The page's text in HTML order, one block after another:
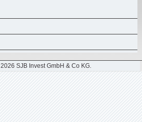
SJB Invest GmbH & Co KG.